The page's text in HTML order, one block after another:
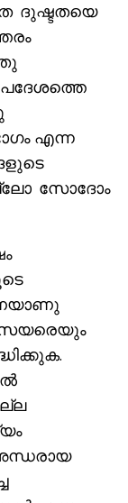
ദുഷ്ടതയെ
എന്ന
സോദോം